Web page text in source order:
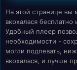
На этой странице вы
вкохалася
Удобный плеер
необходимости -
могли подпевать,
вкохалася, и лучше